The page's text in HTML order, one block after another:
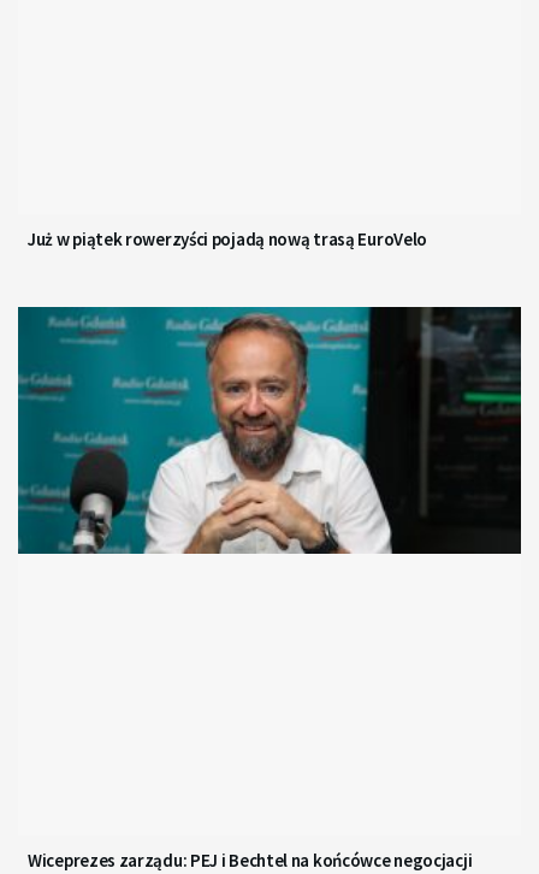
Już w piątek rowerzyści pojadą nową trasą EuroVelo
Wiceprezes zarządu: PEJ i Bechtel na końcówce negocjacji